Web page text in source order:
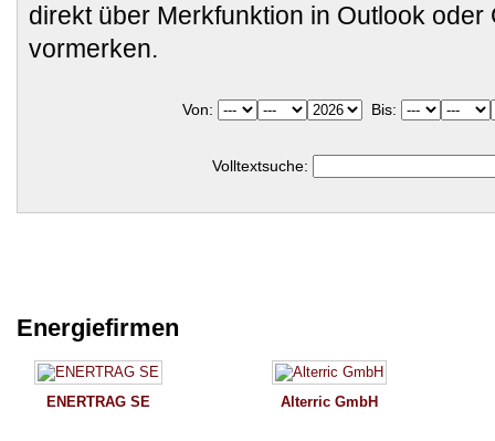
direkt über Merkfunktion in Outlook oder
vormerken.
Von: Bis:
Volltextsuche:
Energiefirmen
ENERTRAG SE Alterric GmbH